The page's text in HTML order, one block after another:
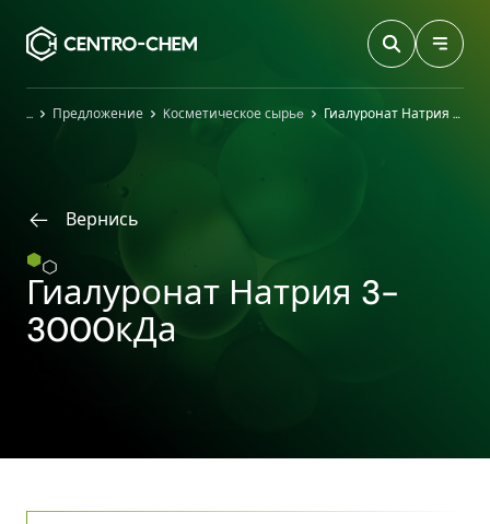
ГлавнаяПредложение Kосметическое сырьe Гиалуронат Натрия 3-3000кДа
Вернись
Гиалуронат Натрия 3-
3000кДа